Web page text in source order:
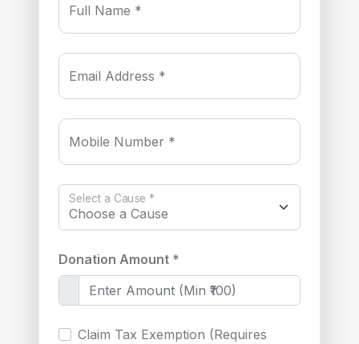
Full Name *
Email Address *
Mobile Number *
Select a Cause *
Donation Amount *
Claim Tax Exemption (Requires